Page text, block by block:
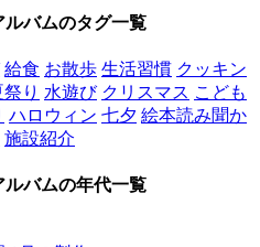
ルバムのタグ一覧
給食 お散歩 生活習慣 クッキン
祭り 水遊び クリスマス こども
ハロウィン 七夕 絵本読み聞か
施設紹介
ルバムの年代一覧